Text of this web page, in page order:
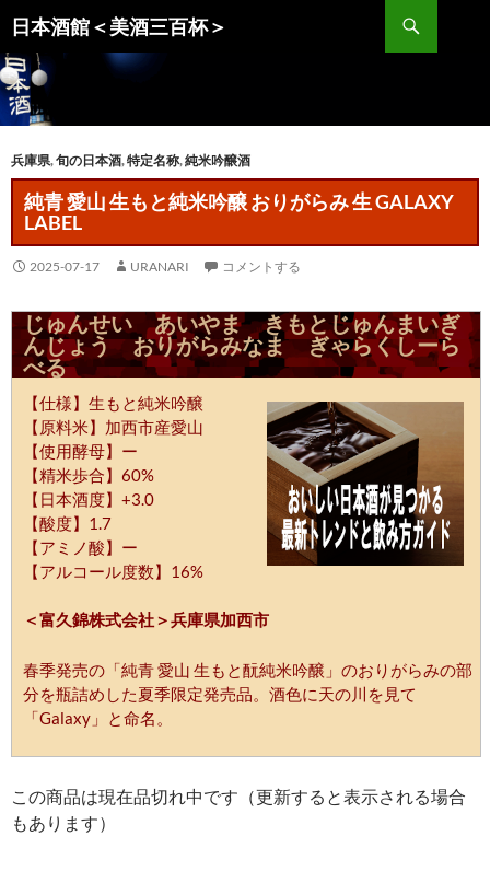
ン
テ
ン
ツ
ス
プ
日本酒館＜美酒三百杯＞
索
兵庫県,旬の日本酒,特定名称,純米吟醸酒
純青 愛山 生もと純米吟醸 おりがらみ 生 GALAXY
LABEL
2025-07-17 URANARI コメントする
じゅんせい あいやま きもとじゅんまいぎ
んじょう おりがらみなま ぎゃらくしーら
べる
【仕様】生もと純米吟醸
【原料米】加西市産愛山
【使用酵母】ー
【精米歩合】60%
【日本酒度】+3.0
【酸度】1.7
【アミノ酸】ー
【アルコール度数】16%
＜富久錦株式会社＞兵庫県加西市
春季発売の「純青 愛山 生もと酛純米吟醸」のおりがらみの部
分を瓶詰めした夏季限定発売品。酒色に天の川を見て
「Galaxy」と命名。
この商品は現在品切れ中です（更新すると表示される場合
もあります）